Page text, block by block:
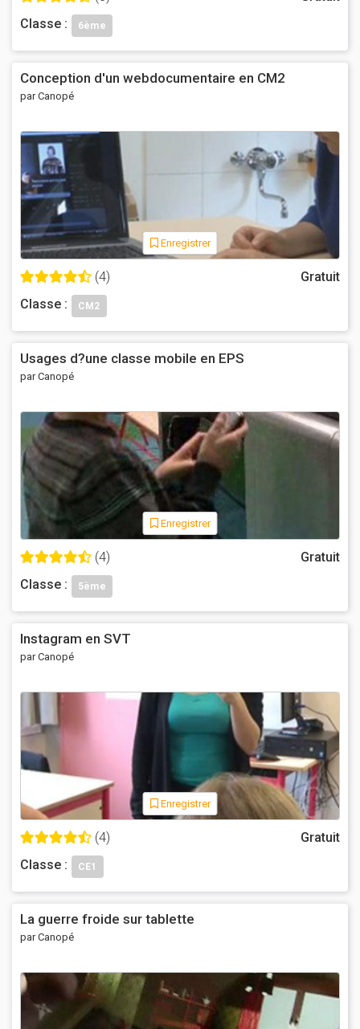
Classe :
6ème
Conception d'un webdocumentaire en CM2
par Canopé
Enregistrer
(4)
Gratuit
Classe :
CM2
Usages d?une classe mobile en EPS
par Canopé
Enregistrer
(4)
Gratuit
Classe :
5ème
Instagram en SVT
par Canopé
Enregistrer
(4)
Gratuit
Classe :
CE1
La guerre froide sur tablette
par Canopé